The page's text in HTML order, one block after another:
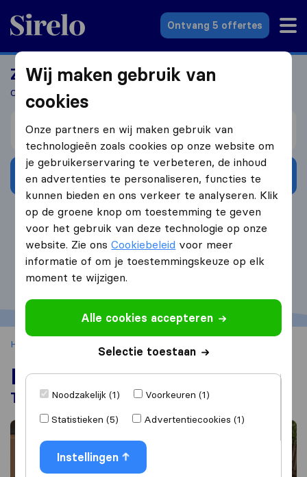
Sirelo.nl
Ontvang 5 offertes
Zoek jij een verhuizer?
Ontvang 5 gratis offertes in 3 stappen
Verhuizen van
Ontvang gratis offertes
4.3 793 Google reviews
Home Bank verhuizen
Bank verhuizen
Tips, kosten & verhuisbedrijven
Wij maken gebruik van
cookies
Onze partners en wij maken gebruik van
technologieën zoals cookies op onze website om
je gebruikerservaring te verbeteren, de inhoud
en advertenties te personaliseren, functies te
kunnen bieden en ons verkeer te analyseren. Klik
op de groene knop om toestemming te geven
voor het gebruik van deze technologie op onze
website. Zie onsCookiebeleid voor meer
informatie of om je toestemmingskeuze op elk
moment te wijzigen.
Alle cookies accepteren
Selectie toestaan
Noodzakelijk (1)
Voorkeuren (1)
Statistieken (5)
Advertentiecookies (1)
Instellingen